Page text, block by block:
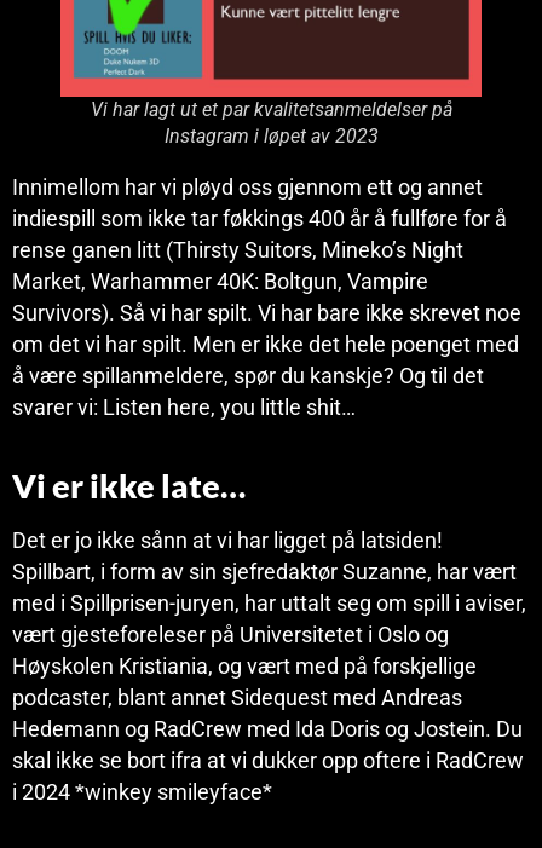
Vi har lagt ut et par kvalitetsanmeldelser på
Instagram i løpet av 2023
Innimellom har vi pløyd oss gjennom ett og annet
indiespill som ikke tar føkkings 400 år å fullføre for å
rense ganen litt (Thirsty Suitors, Mineko’s Night
Market, Warhammer 40K: Boltgun, Vampire
Survivors). Så vi har spilt. Vi har bare ikke skrevet noe
om det vi har spilt. Men er ikke det hele poenget med
å være spillanmeldere, spør du kanskje? Og til det
svarer vi: Listen here, you little shit…
Vi er ikke late…
Det er jo ikke sånn at vi har ligget på latsiden!
Spillbart, i form av sin sjefredaktør Suzanne, har vært
med i Spillprisen-juryen, har uttalt seg om spill i aviser,
vært gjesteforeleser på Universitetet i Oslo og
Høyskolen Kristiania, og vært med på forskjellige
podcaster, blant annet Sidequest med Andreas
Hedemann og RadCrew med Ida Doris og Jostein. Du
skal ikke se bort ifra at vi dukker opp oftere i RadCrew
i 2024 *winkey smileyface*